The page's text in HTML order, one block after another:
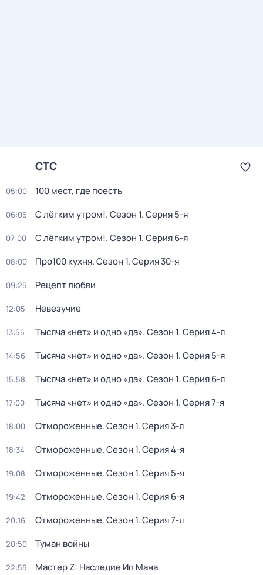
СТС
05:00 100 мест, где поесть
06:05 С лёгким утром!. Сезон 1. Серия 5-я
07:00 С лёгким утром!. Сезон 1. Серия 6-я
08:00 Про100 кухня. Сезон 1. Серия 30-я
09:25 Рецепт любви
12:05 Невезучие
13:55 Тысяча «нет» и одно «да». Сезон 1. Серия 4-я
14:56 Тысяча «нет» и одно «да». Сезон 1. Серия 5-я
15:58 Тысяча «нет» и одно «да». Сезон 1. Серия 6-я
17:00 Тысяча «нет» и одно «да». Сезон 1. Серия 7-я
18:00 Отмороженные. Сезон 1. Серия 3-я
18:34 Отмороженные. Сезон 1. Серия 4-я
19:08 Отмороженные. Сезон 1. Серия 5-я
19:42 Отмороженные. Сезон 1. Серия 6-я
20:16 Отмороженные. Сезон 1. Серия 7-я
20:50 Туман войны
22:55 Мастер Z: Наследие Ип Мана